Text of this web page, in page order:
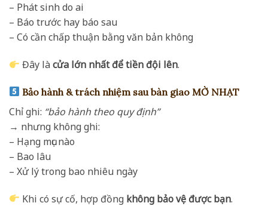
– Phát sinh do ai
– Báo trước hay báo sau
– Có cần chấp thuận bằng văn bản không
Đây làcửa lớn nhất để tiền đội lên.
Bảo hành & trách nhiệm sau bàn giao MỜ NHẠT
Chỉ ghi: “bảo hành theo quy định”
→ nhưng không ghi:
– Hạng mục nào
– Bao lâu
– Xử lý trong bao nhiêu ngày
Khi có sự cố, hợp đồng không bảo vệ được bạn.